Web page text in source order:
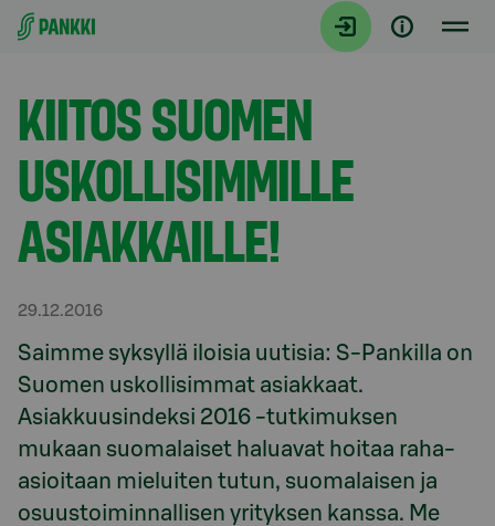
Siirry suoraan sisältöön
Artikkelit
KIITOS SUOMEN
USKOLLISIMMILLE
ASIAKKAILLE!
29.12.2016
Saimme syksyllä iloisia uutisia: S-Pankilla on
Suomen uskollisimmat asiakkaat.
Asiakkuusindeksi 2016 -tutkimuksen
mukaan suomalaiset haluavat hoitaa raha-
asioitaan mieluiten tutun, suomalaisen ja
osuustoiminnallisen yrityksen kanssa. Me